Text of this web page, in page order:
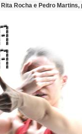
Rocha e Pedro